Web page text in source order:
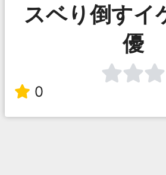
スベり倒すイ
優
0